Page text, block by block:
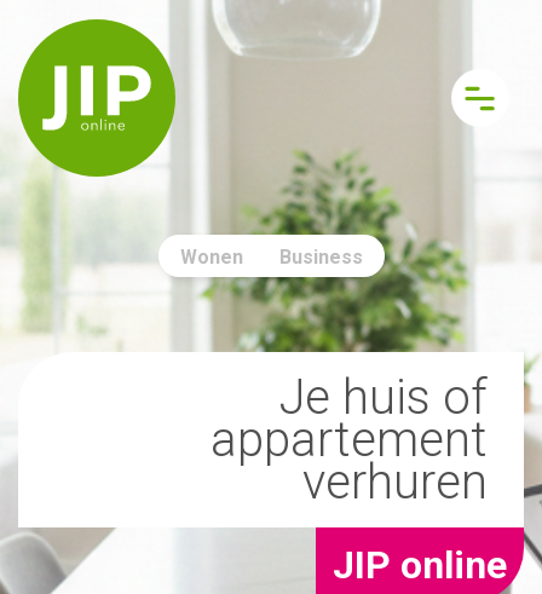
Wonen Business
Je huis of
appartement
verhuren
JIP online